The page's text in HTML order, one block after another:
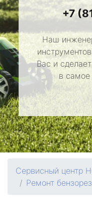
+7
Наш
Вас и
в
Сервисный центр
Ремонт